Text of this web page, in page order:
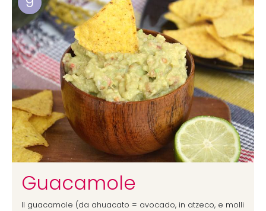
Guacamole
Il guacamole (da ahuacato = avocado, in atzeco, e molli